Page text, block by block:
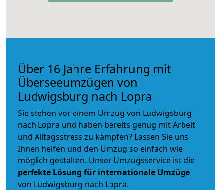
Über 16 Jahre Erfahrung mit
Überseeumzügen von
Ludwigsburg nach Lopra
Sie stehen vor einem Umzug von Ludwigsburg
nach Lopra und haben bereits genug mit Arbeit
und Alltagsstress zu kämpfen? Lassen Sie uns
Ihnen helfen und den Umzug so einfach wie
möglich gestalten. Unser Umzugsservice ist die
perfekte Lösung für internationale Umzüge
von Ludwigsburg nach Lopra.